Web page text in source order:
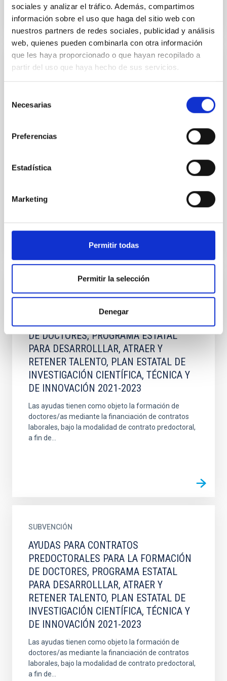
sociales y analizar el tráfico. Además, compartimos
información sobre el uso que haga del sitio web con
nuestros partners de redes sociales, publicidad y análisis
web, quienes pueden combinarla con otra información
que les haya proporcionado o que hayan recopilado a
partir del uso que haya hecho de sus servicios.
Necesarias
Preferencias
Estadística
Marketing
Permitir todas
Permitir la selección
Denegar
SUBVENCIÓN
AYUDAS PARA CONTRATOS
PREDOCTORALES PARA LA FORMACIÓN
DE DOCTORES, PROGRAMA ESTATAL
RETENER TALENTO, PLAN ESTATAL DE
DE INNOVACIÓN 2021-2023
financing of employment contracts, under the form
of a predoctoral contract, so that the predoctoral...
SUBVENCIÓN
AYUDAS PARA CONTRATOS
PREDOCTORALES PARA LA FORMACIÓN
DE DOCTORES, PROGRAMA ESTATAL
PARA DESARROLLLAR, ATRAER Y
RETENER TALENTO, PLAN ESTATAL DE
INVESTIGACIÓN CIENTÍFICA, TÉCNICA Y
DE INNOVACIÓN 2021-2023
Las ayudas tienen como objeto la formación de
doctores/as mediante la financiación de contratos
laborales, bajo la modalidad de contrato predoctoral,
a fin de...
SUBVENCIÓN
AYUDAS PARA CONTRATOS
PREDOCTORALES PARA LA FORMACIÓN
DE DOCTORES, PROGRAMA ESTATAL
PARA DESARROLLLAR, ATRAER Y
RETENER TALENTO, PLAN ESTATAL DE
INVESTIGACIÓN CIENTÍFICA, TÉCNICA Y
DE INNOVACIÓN 2021-2023
Las ayudas tienen como objeto la formación de
doctores/as mediante la financiación de contratos
laborales, bajo la modalidad de contrato predoctoral,
a fin de...